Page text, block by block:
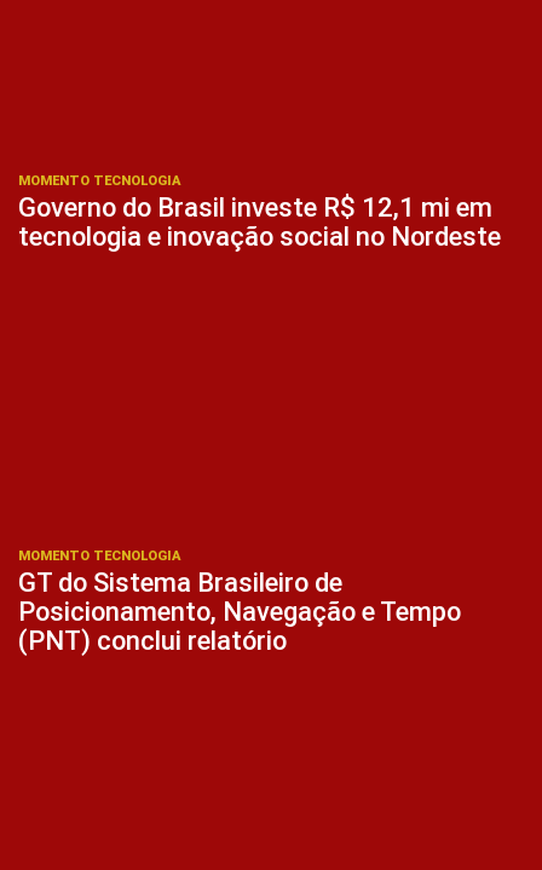
MOMENTO TECNOLOGIA
Governo do Brasil investe R$ 12,1 mi em
tecnologia e inovação social no Nordeste
MOMENTO TECNOLOGIA
GT do Sistema Brasileiro de
Posicionamento, Navegação e Tempo
(PNT) conclui relatório